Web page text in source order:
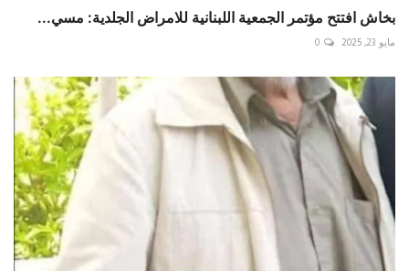
بخاش افتتح مؤتمر الجمعية اللبنانية للامراض الجلدية: مسي...
مايو 23, 2025 0